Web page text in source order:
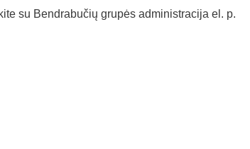
su Bendrabučių grupės administracija el. p.